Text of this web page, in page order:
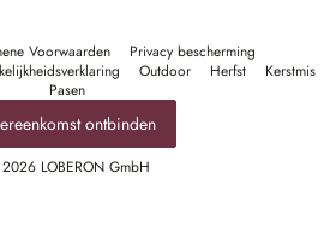
Voorwaarden
Privacy bescherming
Outdoor Herfst
Kerstmis
Pasen
ontbinden
LOBERON GmbH